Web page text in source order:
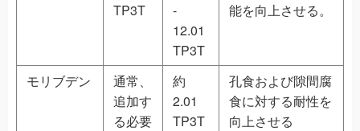
TP3T
-
12.01
TP3T
能を向上させる。
モリブデン
通常、
追加す
る必要
約
2.01
TP3T
孔食および隙間腐
食に対する耐性を
向上させる